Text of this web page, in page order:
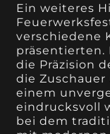
Ein weiteres
verschiedene
präsentierten.
die Präzision
die
einem
eindrucksvoll
bei dem